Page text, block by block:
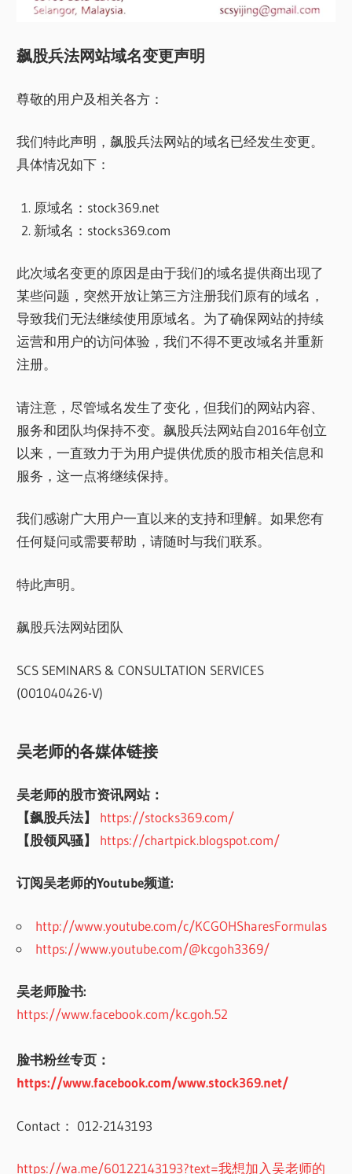
飙股兵法网站域名变更声明
尊敬的用户及相关各方：
我们特此声明，飙股兵法网站的域名已经发生变更。
具体情况如下：
原域名：stock369.net
新域名：stocks369.com
此次域名变更的原因是由于我们的域名提供商出现了
某些问题，突然开放让第三方注册我们原有的域名，
导致我们无法继续使用原域名。为了确保网站的持续
运营和用户的访问体验，我们不得不更改域名并重新
注册。
请注意，尽管域名发生了变化，但我们的网站内容、
服务和团队均保持不变。飙股兵法网站自2016年创立
以来，一直致力于为用户提供优质的股市相关信息和
服务，这一点将继续保持。
我们感谢广大用户一直以来的支持和理解。如果您有
任何疑问或需要帮助，请随时与我们联系。
特此声明。
飙股兵法网站团队
SCS SEMINARS & CONSULTATION SERVICES
(001040426-V)
吴老师的各媒体链接
吴老师的股市资讯网站：
【飙股兵法】
https://stocks369.com/
【股领风骚】
https://chartpick.blogspot.com/
订阅吴老师的Youtube频道:
http://www.youtube.com/c/KCGOHSharesFormulas
https://www.youtube.com/@kcgoh3369/
吴老师脸书:
https://www.facebook.com/kc.goh.52
脸书粉丝专页：
https://www.facebook.com/www.stock369.net/
Contact： 012-2143193
https://wa.me/60122143193?text=我想加入吴老师的